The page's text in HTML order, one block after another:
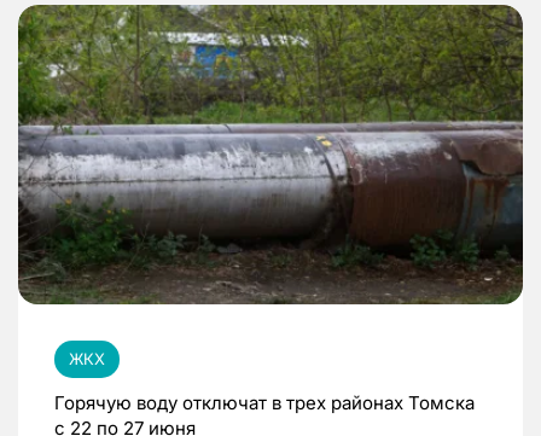
ЖКХ
Горячую воду отключат в трех районах Томска
с 22 по 27 июня